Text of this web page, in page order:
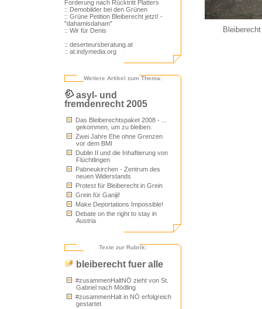
Forderung nach Rücktritt Platters
:: Demobilder bei den Grünen
:: Grüne Petition Bleiberecht jetzt! -
"dahamisdaham"
:: Wir für Denis
:: deserteursberatung.at
:: at.indymedia.org
Weitere Artikel zum Thema:
asyl- und
fremdenrecht 2005
Das Bleiberechtspaket 2008 - ...
gekommen, um zu bleiben.
Zwei Jahre Ehe ohne Grenzen
vor dem BMI
Dublin II und die Inhaftierung von
Flüchtlingen
Pabneukirchen - Zentrum des
neuen Widerstands
Protest für Bleiberecht in Grein
Grein für Ganiji!
Make Deportations Impossible!
Debate on the right to stay in
Austria
Texte zur Rubrik:
bleiberecht fuer alle
#zusammenHaltNÖ zieht von St.
Gabriel nach Mödling
#zusammenHalt in NÖ erfolgreich
gestartet